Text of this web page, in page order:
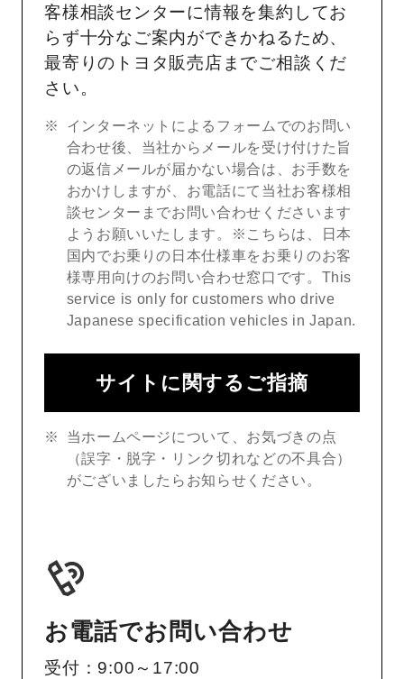
客様相談センターに情報を集約してお
らず十分なご案内ができかねるため、
最寄りのトヨタ販売店までご相談くだ
さい。
インターネットによるフォームでのお問い
合わせ後、当社からメールを受け付けた旨
の返信メールが届かない場合は、お手数を
おかけしますが、お電話にて当社お客様相
談センターまでお問い合わせくださいます
ようお願いいたします。※こちらは、日本
国内でお乗りの日本仕様車をお乗りのお客
様専用向けのお問い合わせ窓口です。This
service is only for customers who drive
Japanese specification vehicles in Japan.
サイトに関するご指摘
当ホームページについて、お気づきの点
（誤字・脱字・リンク切れなどの不具合）
がございましたらお知らせください。
お電話でお問い合わせ
受付：9:00～17:00